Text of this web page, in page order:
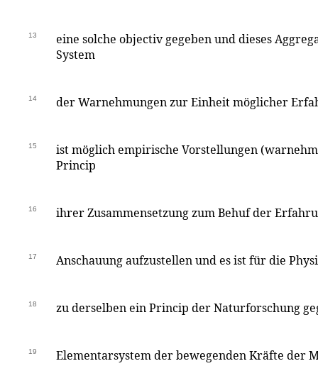
13
eine solche objectiv gegeben und dieses
System
14 der Warnehmungen zur Einheit möglicher
15
ist möglich empirische Vorstellungen
Princip
16 ihrer Zusammensetzung zum Behuf der
17 Anschauung aufzustellen und es ist für die
18 zu derselben ein Princip der Naturforschung
19 Elementarsystem der bewegenden Kräfte der